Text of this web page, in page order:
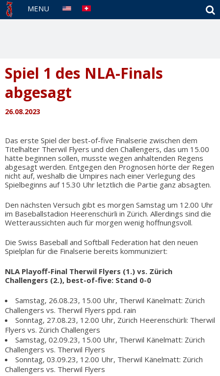
MENU
Spiel 1 des NLA-Finals
abgesagt
26.08.2023
Das erste Spiel der best-of-five Finalserie zwischen dem
Titelhalter Therwil Flyers und den Challengers, das um 15.00
hätte beginnen sollen, musste wegen anhaltenden Regens
abgesagt werden. Entgegen den Prognosen hörte der Regen
nicht auf, weshalb die Umpires nach einer Verlegung des
Spielbeginns auf 15.30 Uhr letztlich die Partie ganz absagten.
Den nächsten Versuch gibt es morgen Samstag um 12.00 Uhr
im Baseballstadion Heerenschürli in Zürich. Allerdings sind die
Wetteraussichten auch für morgen wenig hoffnungsvoll.
Die Swiss Baseball and Softball Federation hat den neuen
Spielplan für die Finalserie bereits kommuniziert:
NLA Playoff-Final Therwil Flyers (1.) vs. Zürich
Challengers (2.), best-of-five: Stand 0-0
Samstag, 26.08.23, 15.00 Uhr, Therwil Känelmatt: Zürich
Challengers vs. Therwil Flyers ppd. rain
Sonntag, 27.08.23, 12.00 Uhr, Zürich Heerenschürli: Therwil
Flyers vs. Zürich Challengers
Samstag, 02.09.23, 15.00 Uhr, Therwil Känelmatt: Zürich
Challengers vs. Therwil Flyers
Sonntag, 03.09.23, 12.00 Uhr, Therwil Känelmatt: Zürich
Challengers vs. Therwil Flyers